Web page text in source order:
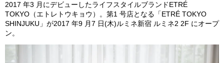
2017 年3 ⽉にデビューしたライフスタイルブランドETRÉ
TOKYO（エトレトウキョウ）。第1 号店となる「ETRÉ TOKYO
SHINJUKU」が2017 年9 ⽉7 ⽇(⽊)ルミネ新宿 ルミネ2 2F にオープ
ン。